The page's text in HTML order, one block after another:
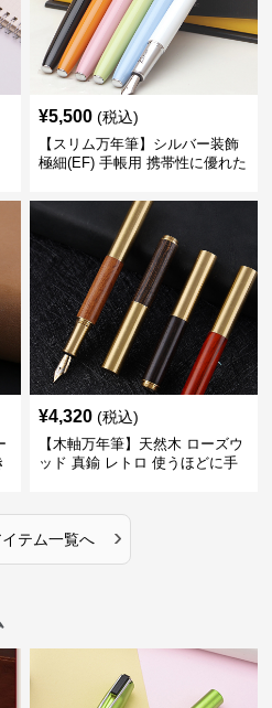
¥5,500 (税込)
【スリム万年筆】シルバー装飾
極細(EF) 手帳用 携帯性に優れた
ートに筆記
¥4,320 (税込)
【木軸万年筆】天然木 ローズウ
ッド 真鍮 レトロ 使うほどに手
イテム一覧へ ›